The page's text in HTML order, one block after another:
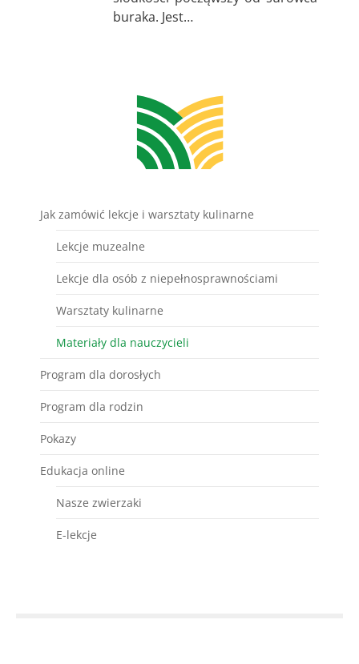
buraka. Jest…
Jak zamówić lekcje i warsztaty kulinarne
Lekcje muzealne
Lekcje dla osób z niepełnosprawnościami
Warsztaty kulinarne
Materiały dla nauczycieli
Program dla dorosłych
Program dla rodzin
Pokazy
Edukacja online
Nasze zwierzaki
E-lekcje